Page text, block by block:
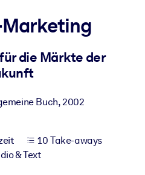
resiliente Belegschaft auf.
Wissen in Ihr LMS/LXP für
mit
die Märkte der
Buch,2002
10 Take-aways
& Text